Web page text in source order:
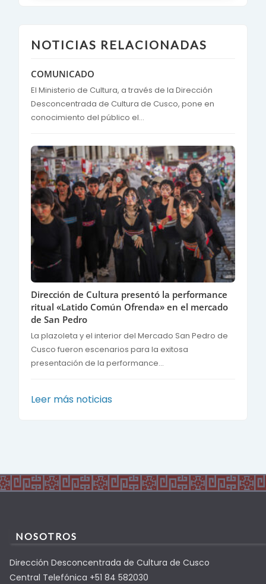
NOTICIAS RELACIONADAS
COMUNICADO
El Ministerio de Cultura, a través de la Dirección
Desconcentrada de Cultura de Cusco, pone en
conocimiento del público el...
Dirección de Cultura presentó la performance
ritual «Latido Común Ofrenda» en el mercado
de San Pedro
La plazoleta y el interior del Mercado San Pedro de
Cusco fueron escenarios para la exitosa
presentación de la performance...
Leer más noticias
NOSOTROS
Dirección Desconcentrada de Cultura de Cusco
Central Telefónica +51 84 582030